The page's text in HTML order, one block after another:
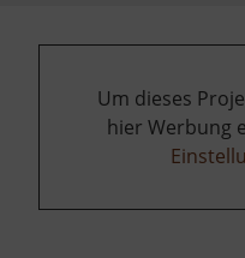
Um dieses
hier Werbung